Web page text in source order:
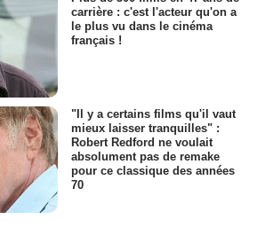
carrière : c'est l'acteur qu'on a
le plus vu dans le cinéma
français !
"Il y a certains films qu'il vaut
mieux laisser tranquilles" :
Robert Redford ne voulait
absolument pas de remake
pour ce classique des années
70